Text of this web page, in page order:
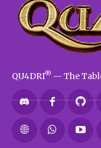
QU4DRI® — The